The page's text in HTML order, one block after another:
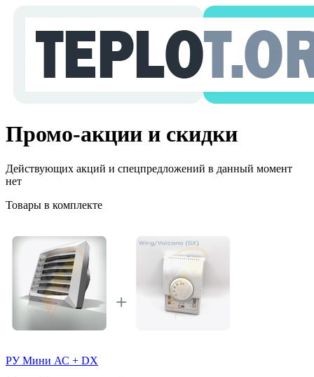
Промо-акции и скидки
Действующих акций и спецпредложений в данный момент
нет
Товары в комплекте
РУ Мини АС + DX